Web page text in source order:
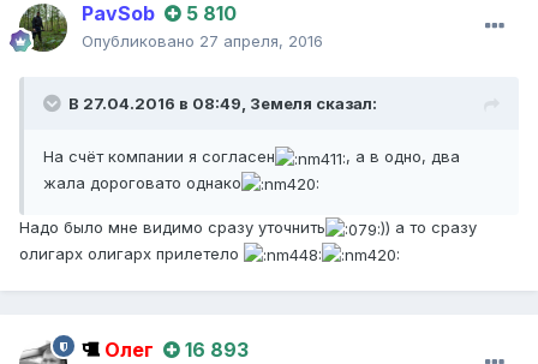
PavSob 5 810
Опубликовано 27 апреля, 2016
В 27.04.2016 в 08:49, Земеля сказал:
На счёт компании я согласен
, а в одно, два
жала дороговато однако
Надо было мне видимо сразу уточнить
)) а то сразу
олигарх олигарх прилетело
Олег 16 893